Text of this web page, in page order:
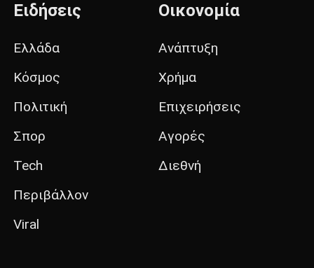
Ειδήσεις
Ελλάδα
Κόσμος
Πολιτική
Σπορ
Tech
Περιβάλλον
Viral
Οικονομία
Ανάπτυξη
Χρήμα
Επιχειρήσεις
Αγορές
Διεθνή